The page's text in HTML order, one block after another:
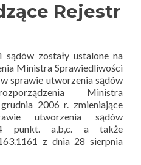
Rejestr
sądów zostały ustalone na
Ministra Sprawiedliwości
sprawie utworzenia sądów
Ministra
2006 r. zmieniające
utworzenia sądów
punkt. a,b,c. a także
z dnia 28 sierpnia